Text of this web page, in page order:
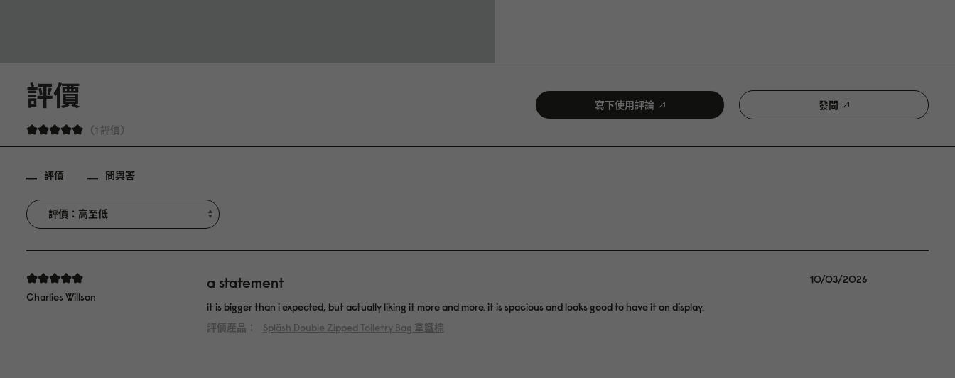
評價
1 評價
寫下使用評論 發問
評價 問與答
Charlies Willson
a statement
it is bigger than i expected, but actually liking it more and more. it is spacious and looks good to have it on display.
評價產品：
Spläsh Double Zipped Toiletry Bag 拿鐵棕
10/03/2026